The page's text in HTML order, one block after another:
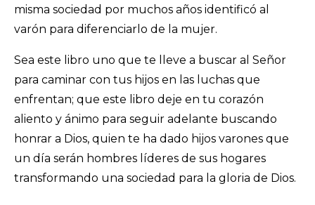
misma sociedad por muchos años identificó al
varón para diferenciarlo de la mujer.
Sea este libro uno que te lleve a buscar al Señor
para caminar con tus hijos en las luchas que
enfrentan; que este libro deje en tu corazón
aliento y ánimo para seguir adelante buscando
honrar a Dios, quien te ha dado hijos varones que
un día serán hombres líderes de sus hogares
transformando una sociedad para la gloria de Dios.